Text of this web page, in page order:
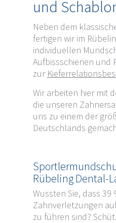
und
Neben dem
fertigen wir im
individuellen
Aufbissschienen und
zur
Wir arbeiten hier mit
die unseren
uns zu einem der
Deutschlands
Rübeling Dental-
Wussten Sie, dass 39
Zahnverletzungen
zu führen sind?